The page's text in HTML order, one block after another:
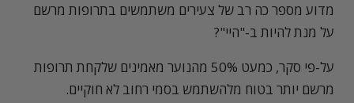
מדוע מספר כה רב של צעירים משתמשים בתרופות מרשם
על מנת להיות ב-"היי"?
על-פי סקר, כמעט 50% מהנוער מאמינים שלקחת תרופות
מרשם יותר בטוח מלהשתמש בסמי רחוב לא חוקיים.